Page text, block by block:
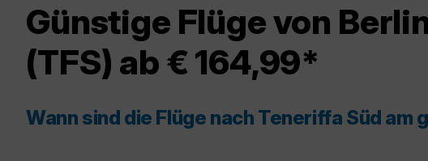
Günstige Flüge von
(TFS) ab € 164,99*
Wann sind die Flüge nach Teneriffa Süd am